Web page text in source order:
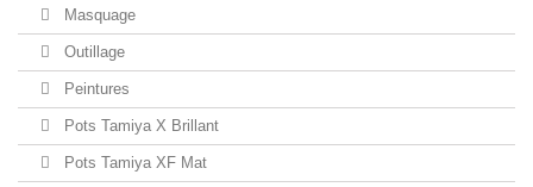
Masquage
Outillage
Peintures
Pots Tamiya X Brillant
Pots Tamiya XF Mat